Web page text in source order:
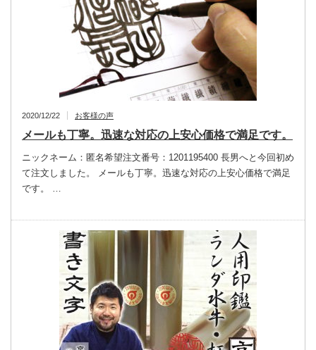
2020/12/22 お客様の声
メールも丁寧。迅速な対応の上安心価格で満足です。
ニックネーム：匿名希望注文番号：1201195400 長男へと今回初め
て注文しました。 メールも丁寧。迅速な対応の上安心価格で満足
です。 …